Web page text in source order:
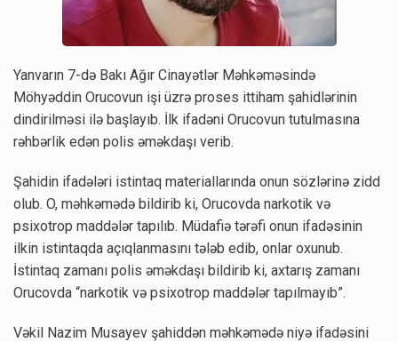
Yanvarın 7-də Bakı Ağır Cinayətlər Məhkəməsində
Möhyəddin Orucovun işi üzrə proses ittiham şahidlərinin
dindirilməsi ilə başlayıb. İlk ifadəni Orucovun tutulmasına
rəhbərlik edən polis əməkdaşı verib.
Şahidin ifadələri istintaq materiallarında onun sözlərinə zidd
olub. O, məhkəmədə bildirib ki, Orucovda narkotik və
psixotrop maddələr tapılıb. Müdafiə tərəfi onun ifadəsinin
ilkin istintaqda açıqlanmasını tələb edib, onlar oxunub.
İstintaq zamanı polis əməkdaşı bildirib ki, axtarış zamanı
Orucovda “narkotik və psixotrop maddələr tapılmayıb”.
Vəkil Nazim Musayev şahiddən məhkəmədə niyə ifadəsini